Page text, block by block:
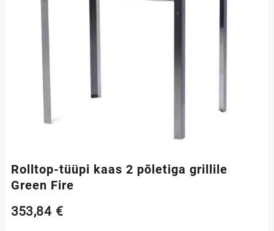
Rolltop-tüüpi kaas 2 põletiga grillile
Green Fire
353,84 €